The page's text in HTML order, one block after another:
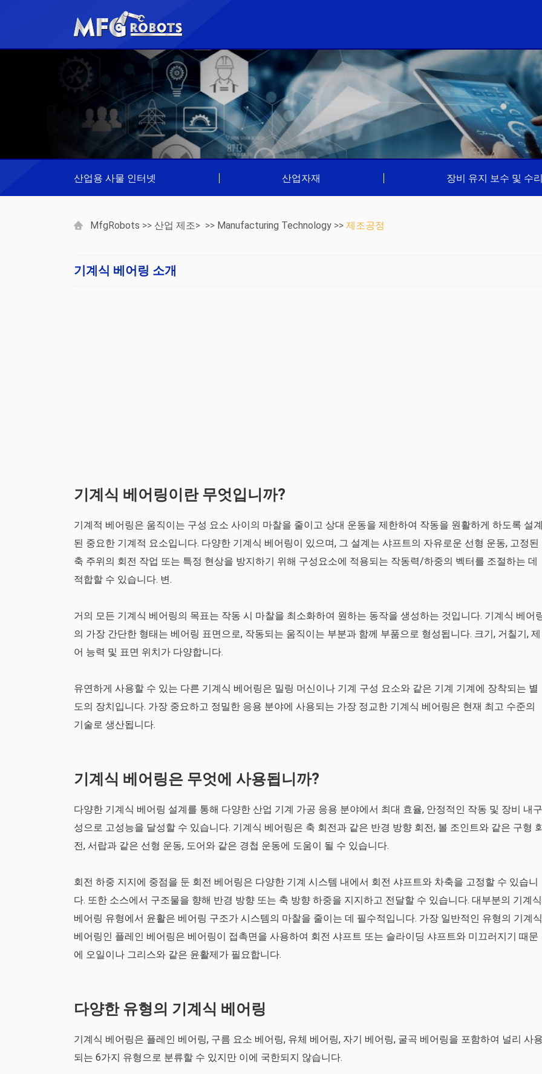
산업용 사물 인터넷 산업자재 장비 유지 보수 및 수
MfgRobots >> 산업 제조> >> Manufacturing Technology >> 제조공정
기계식 베어링 소개
기계식 베어링이란 무엇입니까?
기계적 베어링은 움직이는 구성 요소 사이의 마찰을 줄이고 상대 운동을 제한하여 작동을 원활하게 하도록 설
된 중요한 기계적 요소입니다. 다양한 기계식 베어링이 있으며, 그 설계는 샤프트의 자유로운 선형 운동, 고정된
축 주위의 회전 작업 또는 특정 현상을 방지하기 위해 구성요소에 적용되는 작동력/하중의 벡터를 조절하는 데
적합할 수 있습니다. 변.
거의 모든 기계식 베어링의 목표는 작동 시 마찰을 최소화하여 원하는 동작을 생성하는 것입니다. 기계식 베어
의 가장 간단한 형태는 베어링 표면으로, 작동되는 움직이는 부분과 함께 부품으로 형성됩니다. 크기, 거칠기, 제
어 능력 및 표면 위치가 다양합니다.
유연하게 사용할 수 있는 다른 기계식 베어링은 밀링 머신이나 기계 구성 요소와 같은 기계 기계에 장착되는 별
도의 장치입니다. 가장 중요하고 정밀한 응용 분야에 사용되는 가장 정교한 기계식 베어링은 현재 최고 수준의
기술로 생산됩니다.
기계식 베어링은 무엇에 사용됩니까?
다양한 기계식 베어링 설계를 통해 다양한 산업 기계 가공 응용 분야에서 최대 효율, 안정적인 작동 및 장비 내구
성으로 고성능을 달성할 수 있습니다. 기계식 베어링은 축 회전과 같은 반경 방향 회전, 볼 조인트와 같은 구형
전, 서랍과 같은 선형 운동, 도어와 같은 경첩 운동에 도움이 될 수 있습니다.
회전 하중 지지에 중점을 둔 회전 베어링은 다양한 기계 시스템 내에서 회전 샤프트와 차축을 고정할 수 있습니
다. 또한 소스에서 구조물을 향해 반경 방향 또는 축 방향 하중을 지지하고 전달할 수 있습니다. 대부분의 기계식
베어링 유형에서 윤활은 베어링 구조가 시스템의 마찰을 줄이는 데 필수적입니다. 가장 일반적인 유형의 기계식
베어링인 플레인 베어링은 베어링이 접촉면을 사용하여 회전 샤프트 또는 슬라이딩 샤프트와 미끄러지기 때문
에 오일이나 그리스와 같은 윤활제가 필요합니다.
다양한 유형의 기계식 베어링
기계식 베어링은 플레인 베어링, 구름 요소 베어링, 유체 베어링, 자기 베어링, 굴곡 베어링을 포함하여 널리 사
되는 6가지 유형으로 분류할 수 있지만 이에 국한되지 않습니다.